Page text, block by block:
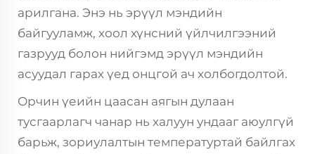
арилгана. Энэ нь эрүүл мэндийн
байгууламж, хоол хүнсний үйлчилгээний
газрууд болон нийгэмд эрүүл мэндийн
асуудал гарах үед онцгой ач холбогдолтой.
Орчин үеийн цаасан аягын дулаан
тусгаарлагч чанар нь халуун ундааг аюулгүй
барьж, зориулалтын температуртай байлгах